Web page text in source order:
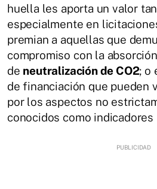
huella les aporta un valor
especialmente en
premian a aquellas que
compromiso con la
de neutralización de CO2; o
de financiación que pueden
por los aspectos no
conocidos como indicadores